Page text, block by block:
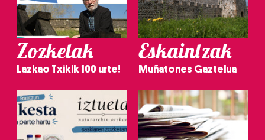
Zozketak
Lazkao Txikik 100 urte!
Eskaintzak
Muñatones Gaztelua